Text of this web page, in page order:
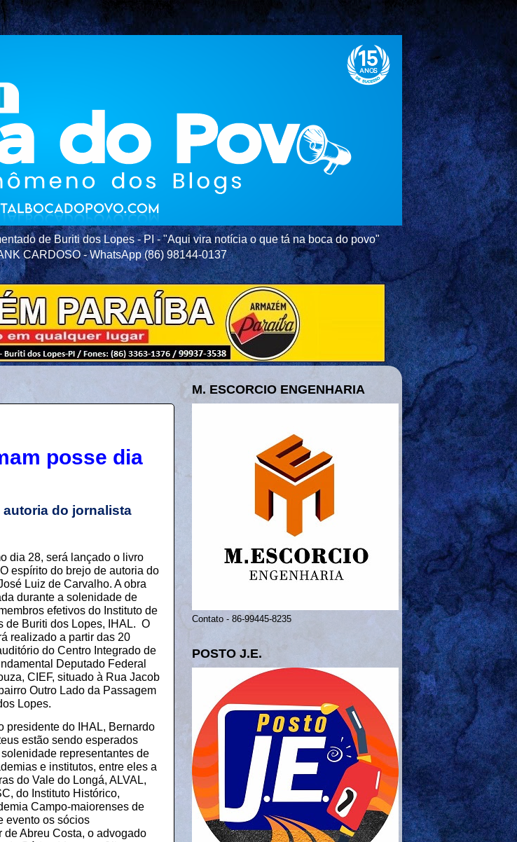
de Buriti dos Lopes - PI - "Aqui vira notícia o que tá na boca do povo"
CARDOSO - WhatsApp (86) 98144-0137
posse dia
do jornalista
dia 28, será lançado o livro
espírito do brejo de autoria do
Luiz de Carvalho. A obra
durante a solenidade de
efetivos do Instituto de
de Buriti dos Lopes, IHAL. O
realizado a partir das 20
do Centro Integrado de
Deputado Federal
CIEF, situado à Rua Jacob
Outro Lado da Passagem
Lopes.
presidente do IHAL, Bernardo
estão sendo esperados
representantes de
e institutos, entre eles a
do Vale do Longá, ALVAL,
do Instituto Histórico,
Campo-maiorenses de
evento os sócios
de Abreu Costa, o advogado
M. ESCORCIO ENGENHARIA
Contato - 86-99445-8235
POSTO J.E.